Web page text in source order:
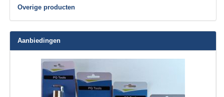
Overige producten
Aanbiedingen